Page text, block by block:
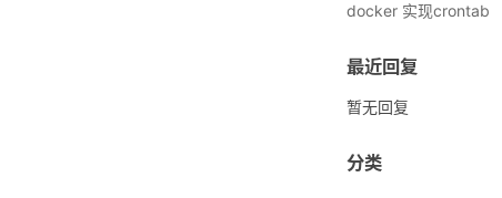
docker 实现crontab
最近回复
暂无回复
分类